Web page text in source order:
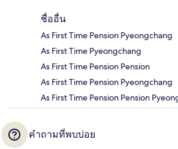
ชื่ออื่น
As First Time Pension Pyeongchang
As First Time Pyeongchang
As First Time Pension Pension
As First Time Pension Pyeongchang
As First Time Pension Pension
คำถามที่พบบ่อย